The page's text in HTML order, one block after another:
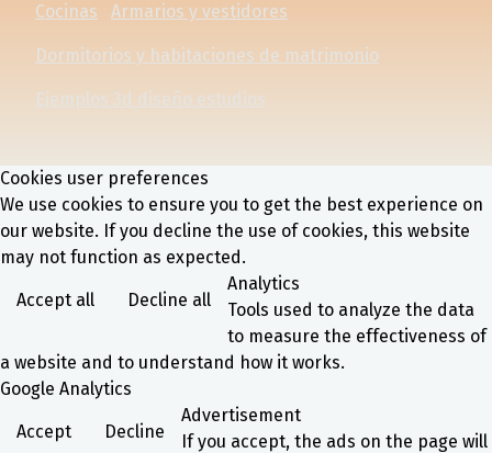
Cocinas Armarios y vestidores
Dormitorios y habitaciones de matrimonio
Ejemplos 3d diseño estudios
Cookies user preferences
We use cookies to ensure you to get the best experience on
our website. If you decline the use of cookies, this website
may not function as expected.
Accept all Decline all
Analytics
Tools used to analyze the data
to measure the effectiveness of
a website and to understand how it works.
Google Analytics
Accept Decline
Advertisement
If you accept, the ads on the page will